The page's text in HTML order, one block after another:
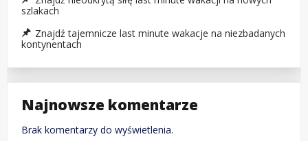
szlakach
Znajdź tajemnicze last minute wakacje na niezbadanych
kontynentach
Najnowsze komentarze
Brak komentarzy do wyświetlenia.